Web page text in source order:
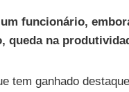
funcionário,
queda na
tem ganhado